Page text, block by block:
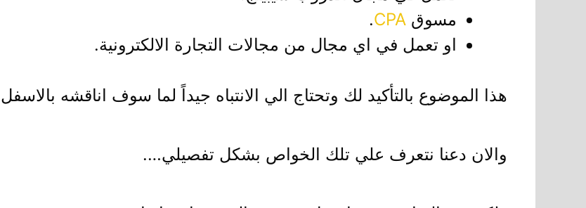
مسوق CPA
.
او تعمل في اي مجال من مجالات التجارة الالكترونية.
هذا الموضوع بالتأكيد لك وتحتاج الي الانتباه جيداً لما سوف اناقشه
والان دعنا نتعرف علي تلك الخواص بشكل تفصيلي….